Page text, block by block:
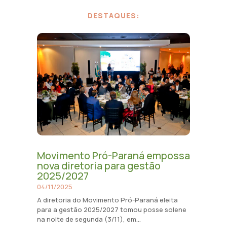
DESTAQUES:
Movimento Pró-Paraná empossa
nova diretoria para gestão
2025/2027
04/11/2025
A diretoria do Movimento Pró-Paraná eleita
para a gestão 2025/2027 tomou posse solene
na noite de segunda (3/11), em...